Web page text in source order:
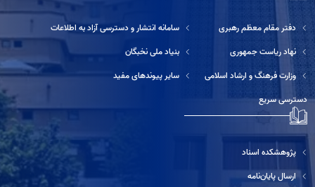
دفتر مقام معظم رهبری
نهاد ریاست جمهوری
وزارت فرهنگ و ارشاد اسلامی
سامانه انتشار و دسترسی آزاد به اطلاعات
بنیاد ملی نخبگان
سایر پیوندهای مفید
دسترسی سریع
پژوهشکده اسناد
ارسال پایان‌نامه